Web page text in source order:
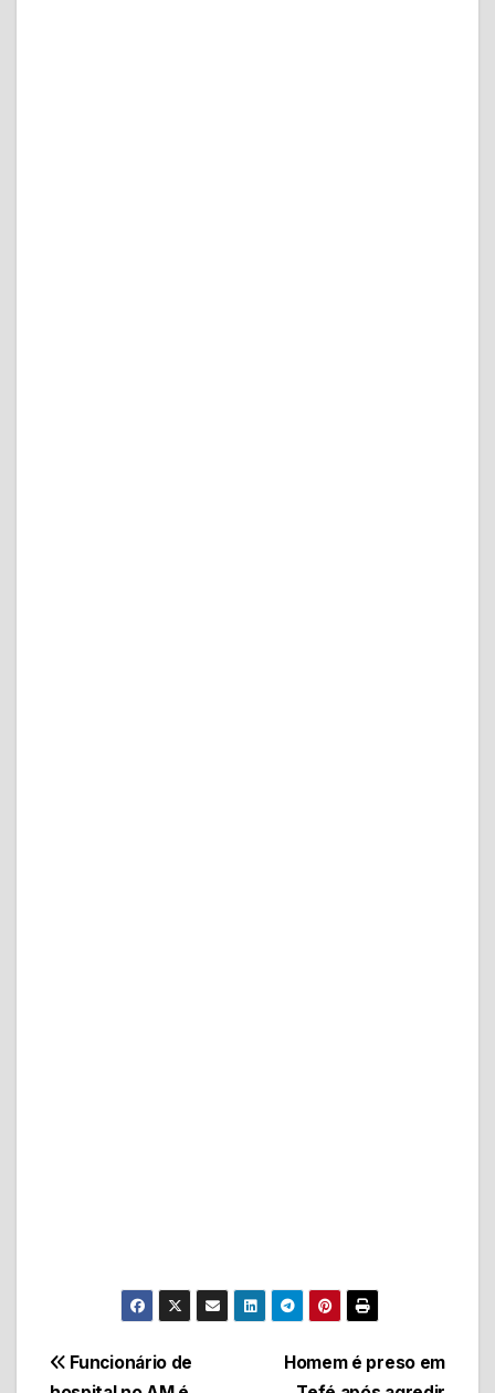
Navegação
Homem é preso em
Funcionário de